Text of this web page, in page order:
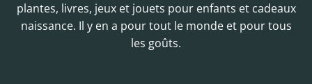
plantes, livres, jeux et jouets pour enfants et cadeaux
naissance. Il y en a pour tout le monde et pour tous
les goûts.